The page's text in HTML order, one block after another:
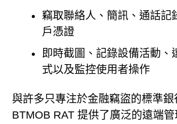
竊取聯絡人、簡訊、通話記
戶憑證
即時截圖、記錄設備活動、
式以及監控使用者操作
與許多只專注於金融竊盜的標準銀
BTMOB RAT 提供了廣泛的遠端